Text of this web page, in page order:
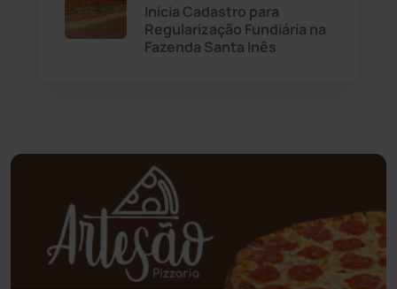
(341)
Poções (182)
Polícia Civil (55)
Inicia Cadastro para
Regularização Fundiária na
Fazenda Santa Inês